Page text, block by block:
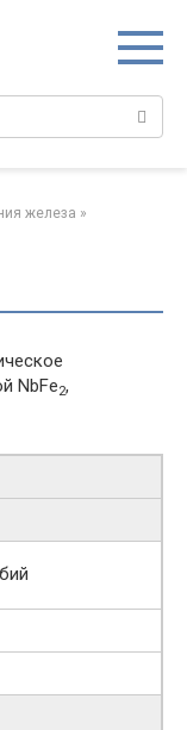
железа‎ »
NbFe2,